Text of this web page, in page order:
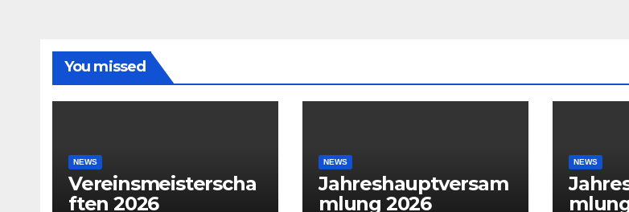
You missed
NEWS
Vereinsmeisterscha
ften 2026
NEWS
Jahreshauptversam
mlung 2026
NEWS